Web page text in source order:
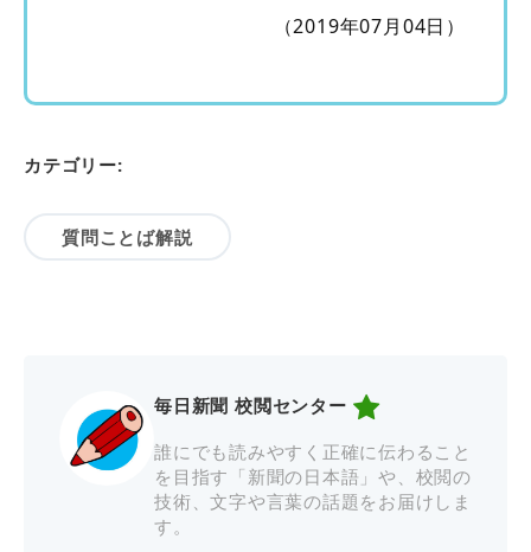
（2019年07月04日）
カテゴリー:
質問ことば解説
毎日新聞 校閲センター
誰にでも読みやすく正確に伝わること
を目指す「新聞の日本語」や、校閲の
技術、文字や言葉の話題をお届けしま
す。